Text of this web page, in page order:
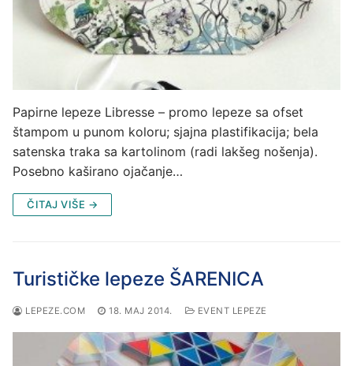
Papirne lepeze Libresse – promo lepeze sa ofset
štampom u punom koloru; sjajna plastifikacija; bela
satenska traka sa kartolinom (radi lakšeg nošenja).
Posebno kaširano ojačanje…
ČITAJ VIŠE →
Turističke lepeze ŠARENICA
LEPEZE.COM 18. MAJ 2014. EVENT LEPEZE